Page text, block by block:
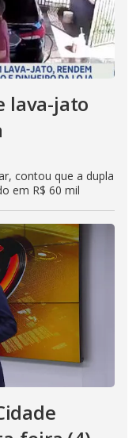
lava-jato
contou que a dupla
em R$ 60 mil